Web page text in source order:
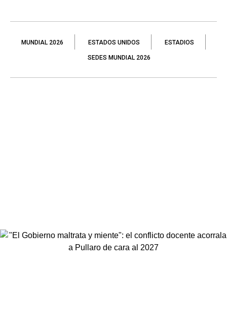
MUNDIAL 2026 ESTADOS UNIDOS ESTADIOS
SEDES MUNDIAL 2026